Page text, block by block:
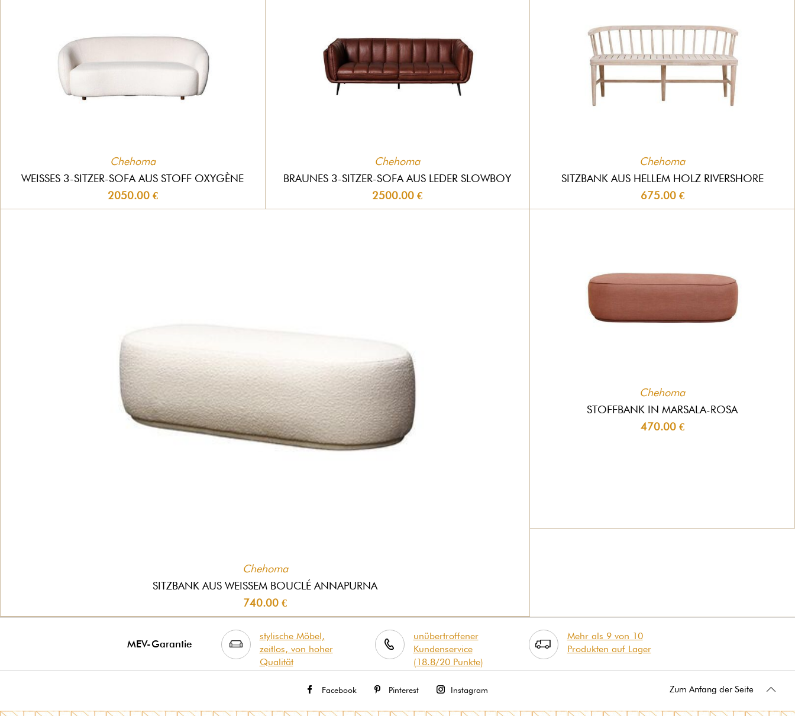
Chehoma
WEISSES 3-SITZER-SOFA AUS STOFF OXYGÈNE
2050.00 €
Chehoma
BRAUNES 3-SITZER-SOFA AUS LEDER SLOWBOY
2500.00 €
Chehoma
SITZBANK AUS WEISSEM BOUCLÉ ANNAPURNA
740.00 €
Chehoma
SITZBANK AUS HELLEM HOLZ RIVERSHORE
675.00 €
Chehoma
STOFFBANK IN MARSALA-ROSA
470.00 €
MEV-Garantie
stylische Möbel,
zeitlos, von hoher
Qualität
unübertroffener
Kundenservice
(18.8/20 Punkte)
Mehr als 9 von 10
Produkten auf Lager
Facebook Pinterest Instagram Zum Anfang der Seite